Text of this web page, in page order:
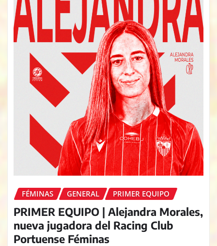
FÉMINAS GENERAL PRIMER EQUIPO
PRIMER EQUIPO | Alejandra Morales,
nueva jugadora del Racing Club
Portuense Féminas